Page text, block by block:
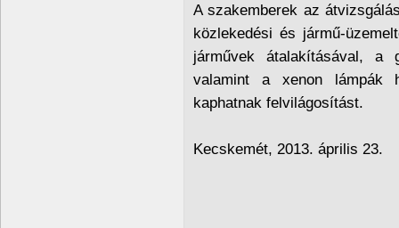
A szakemberek az
közlekedési és jármű-
járművek átalakításával, a
valamint a xenon lámpák
kaphatnak felvilágosítást.
Kecskemét, 2013. április 23.